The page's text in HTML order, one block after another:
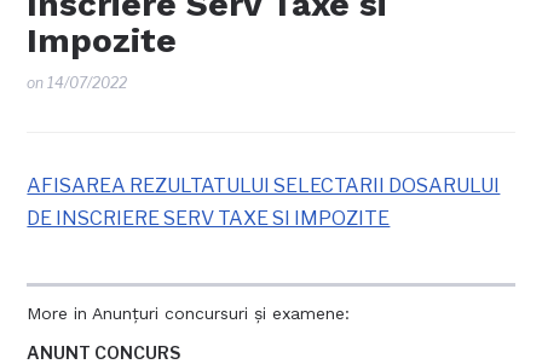
Impozite
on14/07/2022
More in Anunțuri concursuri și examene:
ANUNT CONCURS
AFISAREA REZULTATULUI SELECTARII DOSARULUI
DE INSCRIERE SERV TAXE SI IMPOZITE